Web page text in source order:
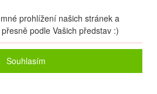
prohlížení našich stránek a
podle Vašich představ :)
Souhlasím